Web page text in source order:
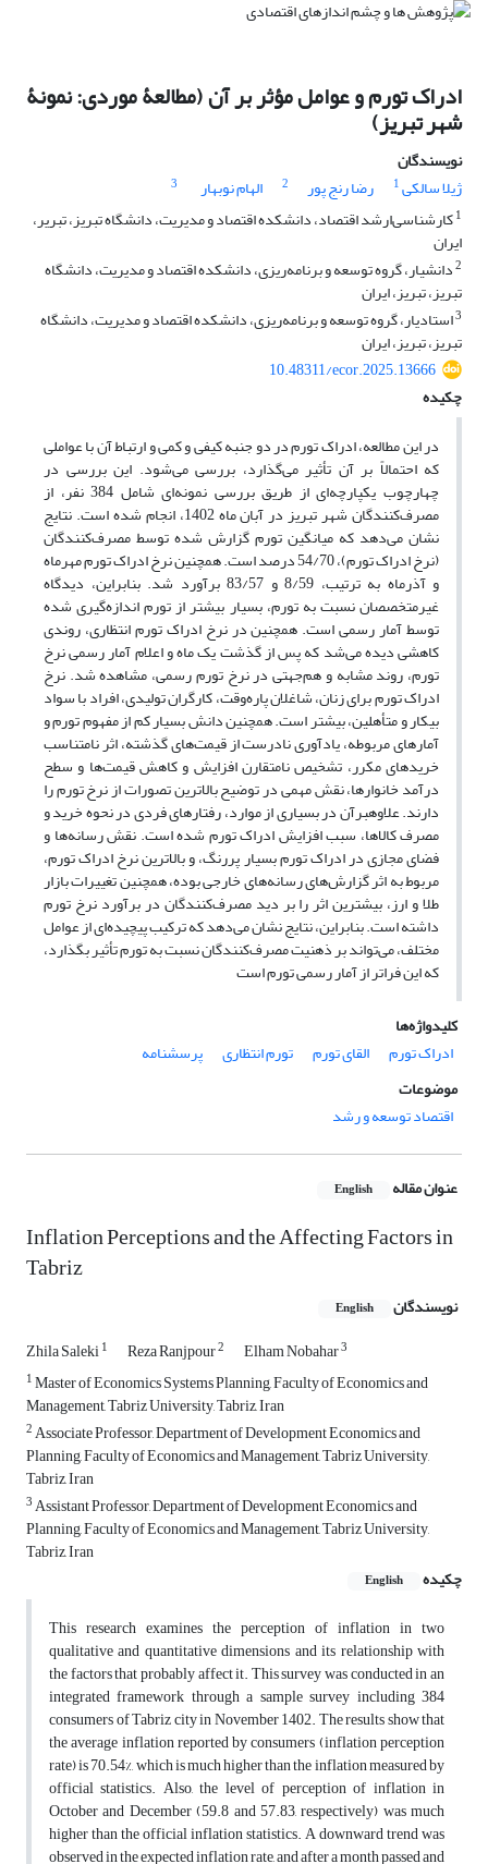
ادراک تورم و عوامل مؤثر بر آن (مطالعۀ موردی: نمونۀ
شهر تبریز)
نویسندگان
ژیلا سالکی1 رضا رنج پور 2 الهام نوبهار
3
1کارشناسی‌ارشد اقتصاد، دانشکده اقتصاد و مدیریت، دانشگاه تبریز، تبریر،
ایران
2دانشیار، گروه توسعه و برنامه‌ریزی، دانشکده اقتصاد و مدیریت، دانشگاه
تبریز، تبریز، ایران
3استادیار، گروه توسعه و برنامه‌ریزی، دانشکده اقتصاد و مدیریت، دانشگاه
تبریز، تبریز، ایران
10.48311/ecor.2025.13666
چکیده
در این مطالعه، ادراک تورم در دو جنبه کیفی و کمی و ارتباط آن با عواملی
که احتمالاً بر آن تأثیر می‌گذارد، بررسی می‌شود. این بررسی در
چهارچوب یکپارچه‌ ای از طریق بررسی نمونه‌ای شامل 384 نفر، از
مصرف‌کنندگان شهر تبریز در آبان ماه 1402، انجام شده است. نتایج
نشان می‌دهد که میانگین تورم گزارش شده توسط مصرف‌کنندگان
(نرخ ادراک تورم)، 54/70 درصد است. همچنین نرخ ادراک تورم مهرماه
و آذرماه به ترتیب، 8/59 و 83/57 برآورد شد. بنابراین، دیدگاه
غیرمتخصصان نسبت به تورم، بسیار بیشتر از تورم اندازه‌گیری شده
توسط آمار رسمی است. همچنین در نرخ ادراک تورم انتظاری، روندی
کاهشی دیده می‌شد که پس از گذشت یک ماه و اعلام آمار رسمی نرخ
تورم، روند مشابه و هم‌جهتی در نرخ تورم رسمی، مشاهده شد. نرخ
ادراک تورم برای زنان، شاغلان پاره‌وقت، کارگران تولیدی، افراد با سواد
بیکار و متأهلین، بیشتر است. همچنین دانش بسیار کم از مفهوم تورم و
آمارهای مربوطه، یادآوری‌ نادرست از قیمت‌های گذشته، اثر نامتناسب
خریدهای مکرر، تشخیص نامتقارن افزایش و کاهش قیمت‌ها و سطح
درآمد خانوارها، نقش مهمی در توضیح بالاترین تصورات از نرخ تورم را
دارند. علاوه‎برآن در بسیاری از موارد، رفتارهای فردی در نحوه‌ خرید و
مصرف کالاها، سبب افزایش ادراک تورم شده است. نقش رسانه‌ها و
فضای مجازی در ادراک تورم بسیار پررنگ، و بالاترین نرخ ادراک تورم،
مربوط به اثر گزارش‌های رسانه‌های خارجی بوده، همچنین تغییرات بازار
طلا و ارز، بیشترین اثر را بر دید مصرف‌کنندگان در برآورد نرخ تورم
داشته است.بنابراین، نتایج نشان می‌دهد که ترکیب پیچیده‌ای از عوامل
مختلف، می‌تواند بر ذهنیت مصرف‌کنندگان نسبت به تورم تأثیر بگذارد،
که این فراتر از آمار رسمی تورم است
کلیدواژه‌ها
ادراک تورم
القای تورم تورم انتظاری
پرسشنامه
موضوعات
اقتصاد توسعه و رشد
عنوان مقاله English
Inflation Perceptions and the Affecting Factors in
Tabriz
نویسندگان English
Zhila Saleki1 Reza Ranjpour2 Elham Nobahar3
1Master of Economics Systems Planning, Faculty of Economics and
Management, Tabriz University, Tabriz, Iran
2Associate Professor, Department of Development Economics and
Planning, Faculty of Economics and Management, Tabriz University,
Tabriz, Iran
3Assistant Professor, Department of Development Economics and
Planning, Faculty of Economics and Management, Tabriz University,
Tabriz, Iran
چکیده
English
This research examines the perception of inflation in two
qualitative and quantitative dimensions and its relationship with
the factors that probably affect it. This survey was conducted in an
integrated framework through a sample survey including 384
consumers of Tabriz city in November 1402. The results show that
the average inflation reported by consumers (inflation perception
rate) is 70.54%, which is much higher than the inflation measured by
official statistics. Also, the level of perception of inflation in
October and December (59.8 and 57.83, respectively) was much
higher than the official inflation statistics. A downward trend was
observed in the expected inflation rate, and after a month passed and